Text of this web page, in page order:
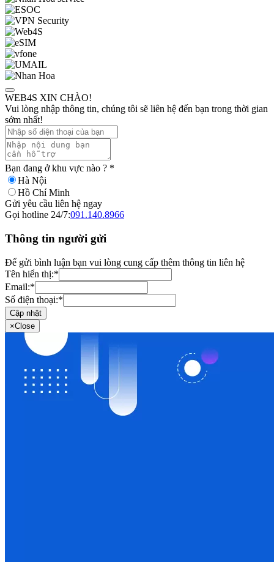
WEB4S XIN CHÀO!
Vui lòng nhập thông tin, chúng tôi sẽ liên hệ đến bạn trong thời gian
sớm nhất!
Bạn đang ở khu vực nào ? *
Hà Nội
Hồ Chí Minh
Gửi yêu cầu liên hệ ngay
Gọi hotline 24/7:091.140.8966
Thông tin người gửi
Để gửi bình luận bạn vui lòng cung cấp thêm thông tin liên hệ
Tên hiển thị:*
Email:*
Số điện thoại:*
Cập nhật
×Close